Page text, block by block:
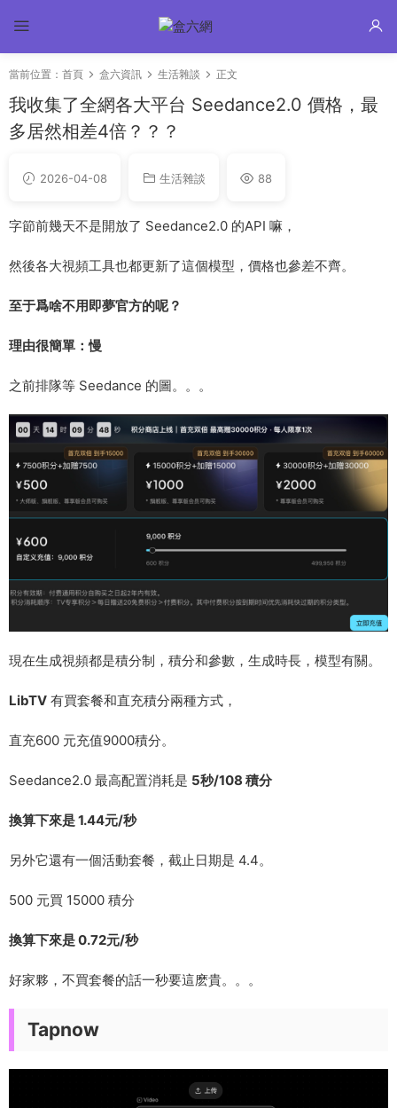
當前位置： 首頁 盒六資訊 生活雜談 正文
我收集了全網各大平台 Seedance2.0 價格，最
多居然相差4倍？？？
2026-04-08 生活雜談 88
字節前幾天不是開放了 Seedance2.0 的API 嘛，
然後各大視頻工具也都更新了這個模型，價格也參差不齊。
至于爲啥不用即夢官方的呢？
理由很簡單：慢
之前排隊等 Seedance 的圖。。。
現在生成視頻都是積分制，積分和參數，生成時長，模型有關。
LibTV 有買套餐和直充積分兩種方式，
直充600 元充值9000積分。
Seedance2.0 最高配置消耗是 5秒/108 積分
換算下來是 1.44元/秒
另外它還有一個活動套餐，截止日期是 4.4。
500 元買 15000 積分
換算下來是 0.72元/秒
好家夥，不買套餐的話一秒要這麽貴。。。
Tapnow